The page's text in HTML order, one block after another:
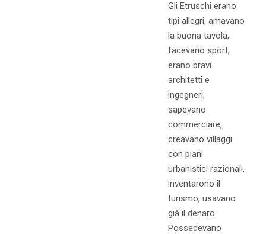
Gli Etruschi erano
tipi allegri, amavano
la buona tavola,
facevano sport,
erano bravi
architetti e
ingegneri,
sapevano
commerciare,
creavano villaggi
con piani
urbanistici razionali,
inventarono il
turismo, usavano
già il denaro.
Possedevano